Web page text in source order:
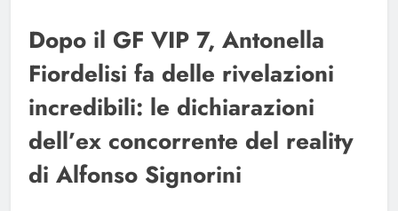
Dopo il GF VIP 7, Antonella
Fiordelisi fa delle rivelazioni
incredibili: le dichiarazioni
dell’ex concorrente del reality
di Alfonso Signorini